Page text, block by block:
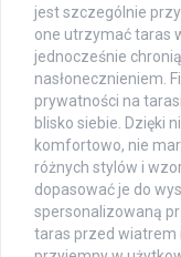
jest szczególnie
one utrzymać taras
jednocześnie
nasłonecznieniem.
prywatności na
blisko siebie. Dzięki
komfortowo, nie
różnych stylów i
dopasować je do
spersonalizowaną
taras przed wiatrem